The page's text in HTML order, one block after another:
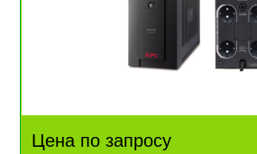
Цена по запросу